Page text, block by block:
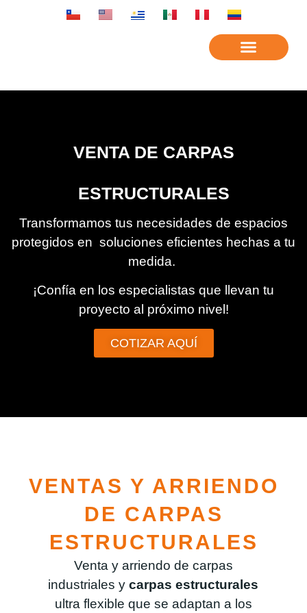
estructurales
VENTA DE CARPAS
ESTRUCTURALES
Transformamos tus necesidades de espacios
protegidos en soluciones eficientes hechas a tu
medida.
¡Confía en los especialistas que llevan tu
proyecto al próximo nivel!
COTIZAR AQUÍ
VENTAS Y ARRIENDO
DE CARPAS
ESTRUCTURALES
Venta y arriendo de carpas
industriales ycarpas estructurales
ultra flexible que se adaptan a los